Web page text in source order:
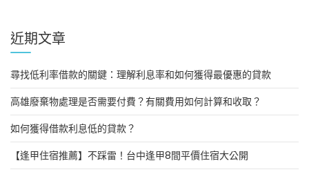
近期文章
尋找低利率借款的關鍵：理解利息率和如何獲得最優惠的貸款
高雄廢棄物處理是否需要付費？有關費用如何計算和收取？
如何獲得借款利息低的貸款？
【逢甲住宿推薦】不踩雷！台中逢甲8間平價住宿大公開